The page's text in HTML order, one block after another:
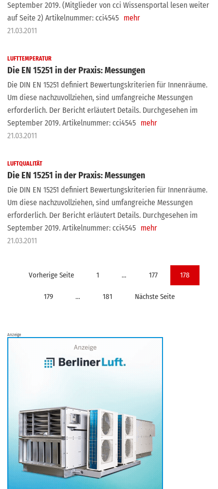
September 2019. (Mitglieder von cci Wissensportal lesen weiter
auf Seite 2) Artikelnummer: cci4545 mehr
21.03.2011
LUFTTEMPERATUR
Die EN 15251 in der Praxis: Messungen
Die DIN EN 15251 definiert Bewertungskriterien für Innenräume.
Um diese nachzuvollziehen, sind umfangreiche Messungen
erforderlich. Der Bericht erläutert Details. Durchgesehen im
September 2019. Artikelnummer: cci4545 mehr
21.03.2011
LUFTQUALITÄT
Die EN 15251 in der Praxis: Messungen
Die DIN EN 15251 definiert Bewertungskriterien für Innenräume.
Um diese nachzuvollziehen, sind umfangreiche Messungen
erforderlich. Der Bericht erläutert Details. Durchgesehen im
September 2019. Artikelnummer: cci4545 mehr
21.03.2011
Seitennummerierung
Beiträge
Vorherige Seite 1 … 177 178
179 … 181 Nächste Seite
Anzeige